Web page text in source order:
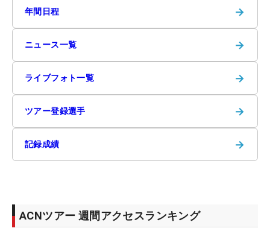
年間日程 →
ニュース一覧 →
ライブフォト一覧 →
ツアー登録選手 →
記録成績 →
ACNツアー 週間アクセスランキング